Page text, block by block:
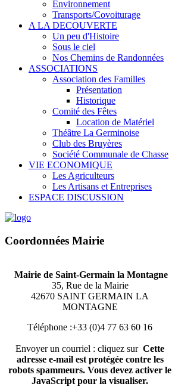
Environnement
Transports/Covoiturage
A LA DECOUVERTE
Un peu d'Histoire
Sous le ciel
Nos Chemins de Randonnées
ASSOCIATIONS
Association des Familles
Présentation
Historique
Comité des Fêtes
Location de Matériel
Théâtre La Germinoise
Club des Bruyères
Société Communale de Chasse
VIE ECONOMIQUE
Les Agriculteurs
Les Artisans et Entreprises
ESPACE DISCUSSION
Coordonnées Mairie
Mairie de Saint-Germain la Montagne
35, Rue de la Mairie
42670 SAINT GERMAIN LA
MONTAGNE
Téléphone :+33 (0)4 77 63 60 16
Envoyer un courriel : cliquez sur Cette
adresse e-mail est protégée contre les
robots spammeurs. Vous devez activer le
JavaScript pour la visualiser.